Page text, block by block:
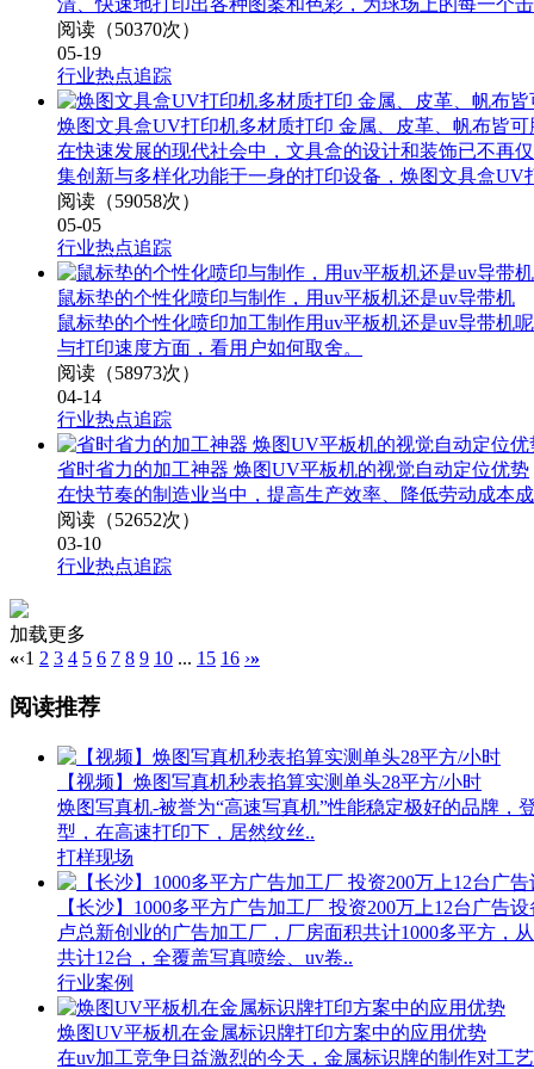
清、快速地打印出各种图案和色彩，为球场上的每一个
阅读（50370次）
05-19
行业热点追踪
焕图文具盒UV打印机多材质打印 金属、皮革、帆布皆可
在快速发展的现代社会中，文具盒的设计和装饰已不再
集创新与多样化功能于一身的打印设备，焕图文具盒
阅读（59058次）
05-05
行业热点追踪
鼠标垫的个性化喷印与制作，用uv平板机还是uv导带机
鼠标垫的个性化喷印加工制作用uv平板机还是uv导带机
与打印速度方面，看用户如何取舍。
阅读（58973次）
04-14
行业热点追踪
省时省力的加工神器 焕图UV平板机的视觉自动定位优势
在快节奏的制造业当中，提高生产效率、降低劳动成本
阅读（52652次）
03-10
行业热点追踪
加载更多
«‹1 2 3 4 5 6 7 8 9 10 ... 15 16 ›»
阅读推荐
【视频】焕图写真机秒表掐算实测单头28平方/小时
焕图写真机-被誉为“高速写真机”性能稳定极好的品牌，
型，在高速打印下，居然纹丝..
打样现场
【长沙】1000多平方广告加工厂 投资200万上12台广告设
卢总新创业的广告加工厂，厂房面积共计1000多平方，
共计12台，全覆盖写真喷绘、uv卷..
行业案例
焕图UV平板机在金属标识牌打印方案中的应用优势
在uv加工竞争日益激烈的今天，金属标识牌的制作对工